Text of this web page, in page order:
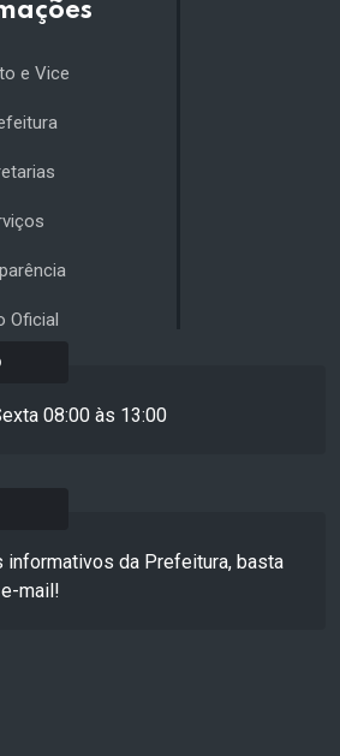
e Vice
Oficial
08:00 às 13:00
informativos da Prefeitura, basta
mail!